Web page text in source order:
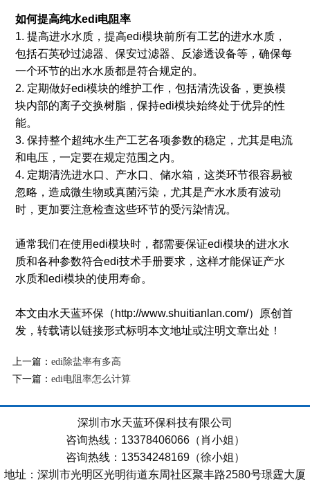
如何提高纯水edi电阻率
1. 提高进水水质，提高edi模块前所有工艺的进水水质，
包括石英砂过滤器、保安过滤器、反渗透设备等，确保每
一个环节的出水水质都是符合规定的。
2. 定期做好edi模块的维护工作，包括清洗设备，更换模
块内部的离子交换树脂，保持edi模块始终处于优异的性
能。
3. 保持整个超纯水生产工艺各项参数的稳定，尤其是电流
和电压，一定要在规定范围之内。
4. 定期清洗进水口、产水口、储水箱，这类环节很容易被
忽略，造成微生物或真菌污染，尤其是产水水质有波动
时，更加要注意检查这些环节的受污染情况。
通常我们在使用edi模块时，都需要保证edi模块的进水水
质和各种参数符合edi技术手册要求，这样才能保证产水
水质和edi模块的使用寿命。
本文由水天蓝环保（http://www.shuitianlan.com/）原创首
发，转载请以链接形式标明本文地址或注明文章出处！
上一篇： edi除盐率有多高
下一篇： edi电阻率怎么计算
深圳市水天蓝环保科技有限公司
咨询热线：13378406066（肖小姐）
咨询热线：13534248169（徐小姐）
地址：深圳市光明区光明街道东周社区聚丰路2580号璟霆大厦